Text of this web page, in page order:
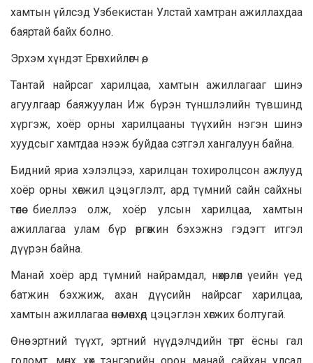
хамтын үйлсэд Узбекистан Улстай хамтран ажиллахдаа
баяртай байх болно.
Эрхэм хүндэт Ерөнхийлөгч өө,
Тантай найрсаг харилцаа, хамтын ажиллагааг шинэ
агуулгаар баяжуулан Иж бүрэн түншлэлийн түвшинд
хүргэж, хоёр орны харилцааны түүхийн нэгэн шинэ
хуудсыг хамтдаа нээж буйдаа сэтгэл хангалуун байна.
Бидний яриа хэлэлцээ, харилцан тохиролцсон ажлууд
хоёр орны хөгжил цэцэглэлт, ард түмний сайн сайхны
төлөө биеллээ олж, хоёр улсын харилцаа, хамтын
ажиллагаа улам бүр өргөжин бэхэжнэ гэдэгт итгэл
дүүрэн байна.
Манай хоёр ард түмний найрамдал, нөхөрлөл үеийн үед
батжин бэхжиж, ахан дүүсийн найрсаг харилцаа,
хамтын ажиллагаа өнө мөнхөд цэцэглэн хөгжих болтугай.
Өнө эртний түүхт, эртний нүүдэлчдийн төрт ёсны гал